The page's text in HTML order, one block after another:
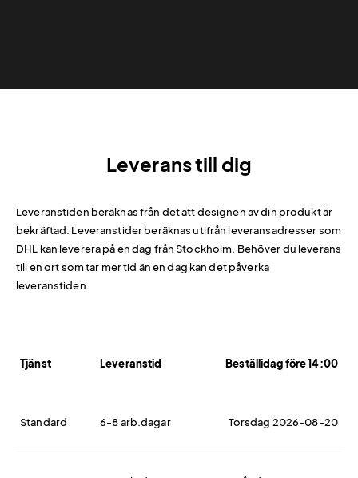
Leverans till dig
Leveranstiden beräknas från det att designen av din produkt är
bekräftad. Leveranstider beräknas utifrån leveransadresser som
DHL kan leverera på en dag från Stockholm. Behöver du leverans
till en ort som tar mer tid än en dag kan det påverka
leveranstiden.
Tjänst Leveranstid Beställidag före 14:00
Standard 6-8 arb.dagar Torsdag 2026-08-20